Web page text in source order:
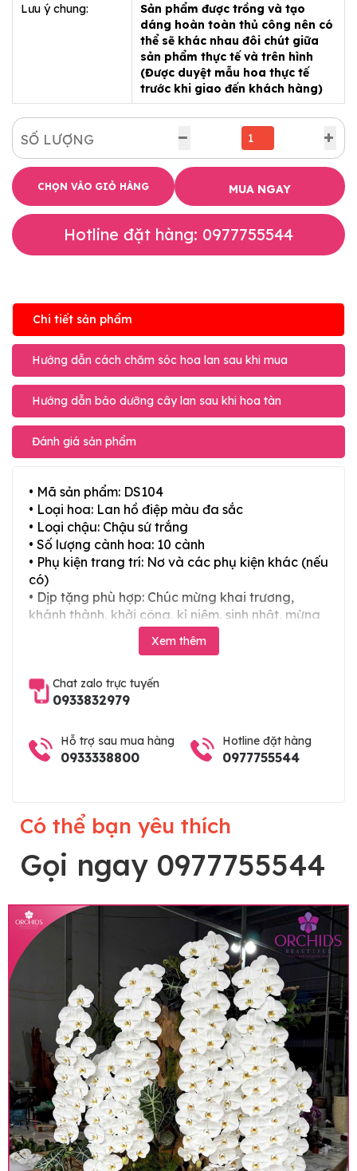
Lưu ý chung:
Sản phẩm được trồng và tạo
dáng hoàn toàn thủ công nên có
thể sẽ khác nhau đôi chút giữa
sản phẩm thực tế và trên hình
(Được duyệt mẫu hoa thực tế
trước khi giao đến khách hàng)
SỐ LƯỢNG
CHỌN VÀO GIỎ HÀNG MUA NGAY
Hotline đặt hàng: 0977755544
Chi tiết sản phẩm
Hướng dẫn cách chăm sóc hoa lan sau khi mua
Hướng dẫn bảo dưỡng cây lan sau khi hoa tàn
Đánh giá sản phẩm
• Mã sản phẩm: DS104
• Loại hoa: Lan hồ điệp màu đa sắc
• Loại chậu: Chậu sứ trắng
• Số lượng cành hoa: 10 cành
• Phụ kiện trang trí: Nơ và các phụ kiện khác (nếu
có)
• Dịp tặng phù hợp: Chúc mừng khai trương,
khánh thành, khởi công, kỉ niệm, sinh nhật, mừng
thọ, mừng cưới, tân gia và các ngày lễ tết trong
Lưu ý trước khi đặt hàng
• Về cây hoa: Một chậu hoa lan hồ điệp đẹp và
hoàn chỉnh sẽ được phối ghép từ nhiều cây hoa
và tạo dáng hoàn toàn thủ công nên có thể sẽ
khác nhau đôi chút giữa sản phẩm thực tế và
Xem thêm
Chat zalo trực tuyến
0933832979
Hỗ trợ sau mua hàng
0933338800
Hotline đặt hàng
0977755544
Có thể bạn yêu thích
Gọi ngay 0977755544